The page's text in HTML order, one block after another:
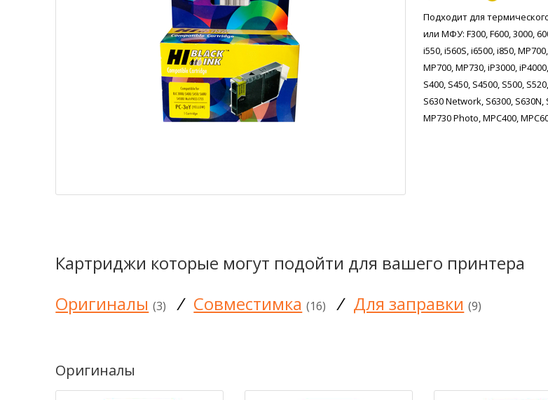
Подходит для
или МФУ: F300, F600, 3000,
i550, i560S, i6500, i850,
MP700, MP730, iP3000,
S400, S450, S4500, S500,
S630 Network, S6300,
MP730 Photo, MPC400,
Картриджи которые могут подойти для вашего принтера
Оригиналы (3) / Совместимка (16) / Для заправки (9)
Оригиналы